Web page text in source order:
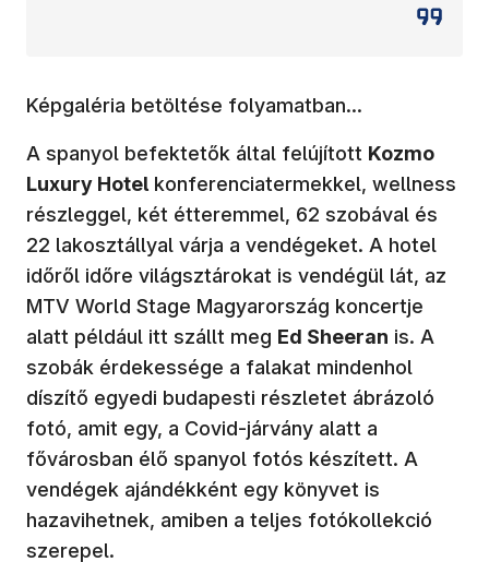
Képgaléria betöltése folyamatban...
A spanyol befektetők által felújított Kozmo
Luxury Hotel konferenciatermekkel, wellness
részleggel, két étteremmel, 62 szobával és
22 lakosztállyal várja a vendégeket. A hotel
időről időre világsztárokat is vendégül lát, az
MTV World Stage Magyarország koncertje
alatt például itt szállt meg Ed Sheeran is. A
szobák érdekessége a falakat mindenhol
díszítő egyedi budapesti részletet ábrázoló
fotó, amit egy, a Covid-járvány alatt a
fővárosban élő spanyol fotós készített. A
vendégek ajándékként egy könyvet is
hazavihetnek, amiben a teljes fotókollekció
szerepel.